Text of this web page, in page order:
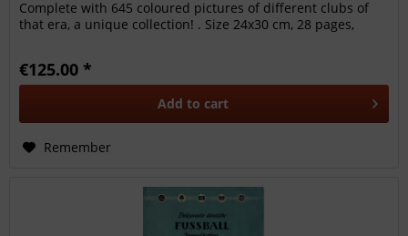
Complete with 645 coloured pictures of different clubs of
that era, a unique collection! . Size 24x30 cm, 28 pages,
€125.00 *
Add to cart
Remember